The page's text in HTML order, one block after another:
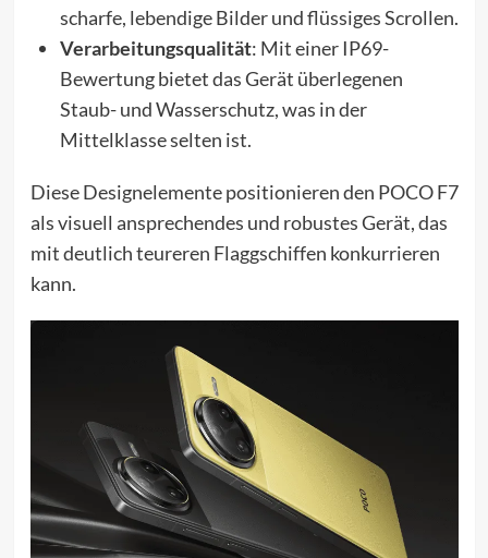
scharfe, lebendige Bilder und flüssiges Scrollen.
Verarbeitungsqualität: Mit einer IP69-
Bewertung bietet das Gerät überlegenen
Staub- und Wasserschutz, was in der
Mittelklasse selten ist.
Diese Designelemente positionieren den POCO F7
als visuell ansprechendes und robustes Gerät, das
mit deutlich teureren Flaggschiffen konkurrieren
kann.